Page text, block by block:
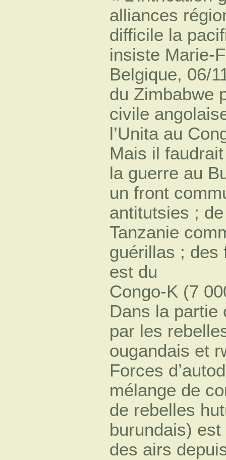
alliances
difficile la
insiste Marie-
Belgique, 06/
du Zimbabwe
civile
l’Unita au
Mais il
la guerre au
un front
antitutsies ;
Tanzanie
guérillas ; des
est du
Congo-K (7
Dans la partie
par les
ougandais et
Forces
mélange de
de rebelles
burundais)
des airs